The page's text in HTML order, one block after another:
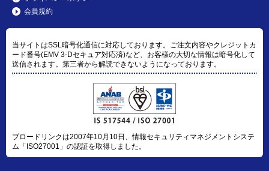
会員規約
当サイトはSSL暗号化通信に対応しております。ご注文内容やクレジットカ
ード番号(EMV 3-Dセキュア対応済)など、お客様の大切な情報は暗号化して
送信されます。第三者から解読できないようになっております。
ブロードリンクは2007年10月10日、情報セキュリティマネジメントシステ
ム「ISO27001」の認証を取得しました。